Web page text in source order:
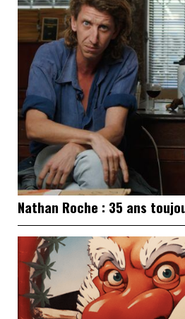
Nathan Roche : 35 ans